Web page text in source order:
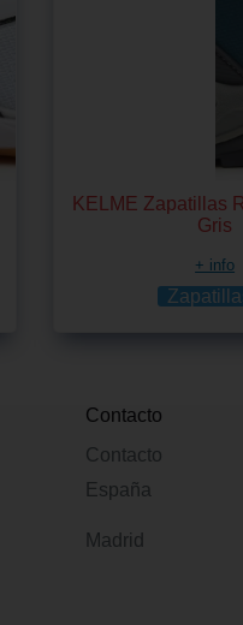
KELME Zapatillas
Gris
+ info
Contacto
Contacto
España
Madrid